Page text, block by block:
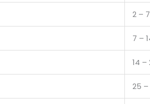
2 –
7 –
14 –
25 –